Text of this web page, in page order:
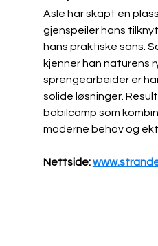
Asle har skapt en
gjenspeiler hans
hans praktiske sans.
kjenner han naturens
sprengearbeider er
solide løsninger.
bobilcamp som
moderne behov og
Nettside: